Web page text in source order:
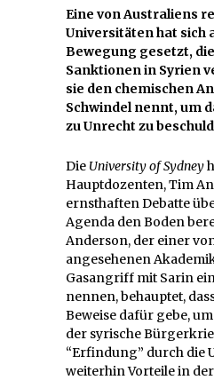
Eine von Australiens
Universitäten hat sich
Bewegung gesetzt, die
Sanktionen in Syrien
sie den chemischen
Schwindel nennt, um
zu Unrecht zu
Die University of Sydney
Hauptdozenten, Tim
ernsthaften Debatte
Agenda den Boden
Anderson, der einer
angesehenen
Gasangriff mit Sarin
nennen, behauptet,
Beweise dafür gebe,
der syrische
“Erfindung” durch die
weiterhin Vorteile in